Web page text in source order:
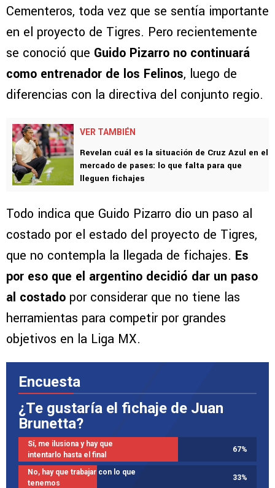
Cementeros, toda vez que se sentía importante
en el proyecto de Tigres. Pero recientemente
se conoció que Guido Pizarro no continuará
como entrenador de los Felinos, luego de
diferencias con la directiva del conjunto regio.
VER TAMBIÉN
Revelan cuál es la situación de Cruz Azul en el
mercado de pases: lo que falta para que
lleguen fichajes
Todo indica que Guido Pizarro dio un paso al
costado por el estado del proyecto de Tigres,
que no contempla la llegada de fichajes. Es
por eso que el argentino decidió dar un paso
al costado por considerar que no tiene las
herramientas para competir por grandes
objetivos en la Liga MX.
Encuesta
¿Te gustaría el fichaje de Juan
Brunetta?
Sí, me ilusiona y hay que
intentarlo hasta el final
67%
No, hay que trabajar con lo que
tenemos
33%